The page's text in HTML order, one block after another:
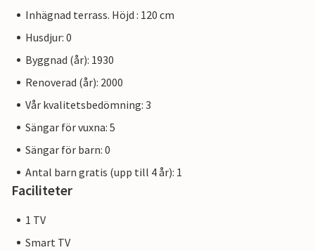
Inhägnad terrass. Höjd : 120 cm
Husdjur: 0
Byggnad (år): 1930
Renoverad (år): 2000
Vår kvalitetsbedömning: 3
Sängar för vuxna: 5
Sängar för barn: 0
Antal barn gratis (upp till 4 år): 1
Faciliteter
1 TV
Smart TV